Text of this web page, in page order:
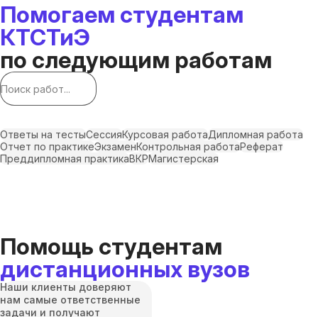
Помогаем студентам
КТСТиЭ
по следующим работам
Ответы на тестыСессияКурсовая работаДипломная работа
Отчет по практикеЭкзаменКонтрольная работаРеферат
Преддипломная практикаВКРМагистерская
Помощь студентам
дистанционных вузов
Наши клиенты доверяют
нам самые ответственные
задачи и получают